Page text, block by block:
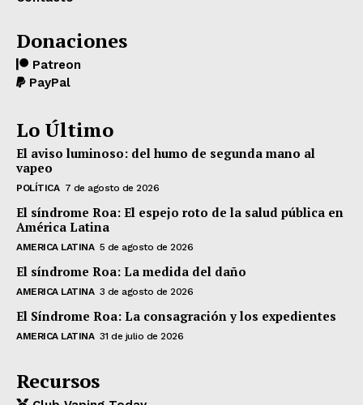
Donaciones
Patreon
PayPal
Lo Último
El aviso luminoso: del humo de segunda mano al
vapeo
POLÍTICA 7 de agosto de 2026
El síndrome Roa: El espejo roto de la salud pública en
América Latina
AMERICA LATINA 5 de agosto de 2026
El síndrome Roa: La medida del daño
AMERICA LATINA 3 de agosto de 2026
El Síndrome Roa: La consagración y los expedientes
AMERICA LATINA 31 de julio de 2026
Recursos